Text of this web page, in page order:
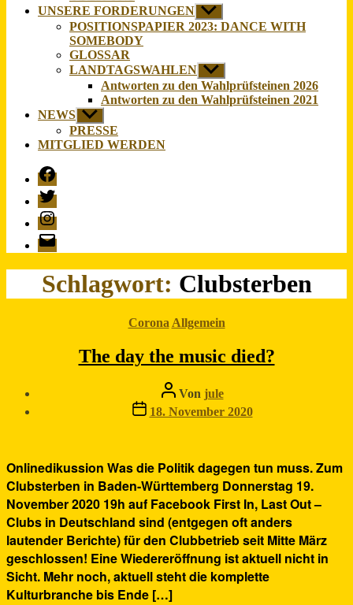
UNSERE FORDERUNGEN Untermenü
anzeigen
POSITIONSPAPIER 2023: DANCE WITH
SOMEBODY
GLOSSAR
LANDTAGSWAHLEN Untermenü
anzeigen
Antworten zu den Wahlprüfsteinen 2026
Antworten zu den Wahlprüfsteinen 2021
NEWS Untermenü
anzeigen
PRESSE
MITGLIED WERDEN
Facebook
Twitter
Instagram
E-
Mail
Schlagwort: Clubsterben
Kategorien
Corona Allgemein
The day the music died?
Beitragsautor
Von jule
Veröffentlichungsdatum
18. November 2020
Onlinedikussion Was die Politik dagegen tun muss. Zum
Clubsterben in Baden-Württemberg Donnerstag 19.
November 2020 19h auf Facebook First In, Last Out –
Clubs in Deutschland sind (entgegen oft anders
lautender Berichte) für den Clubbetrieb seit Mitte März
geschlossen! Eine Wiedereröffnung ist aktuell nicht in
Sicht. Mehr noch, aktuell steht die komplette
Kulturbranche bis Ende […]